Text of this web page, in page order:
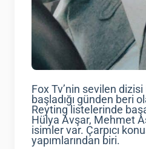
Fox Tv’nin sevilen
başladığı günden beri
Reyting listelerinde
Hülya Avşar, Mehmet
isimler var. Çarpıcı
yapımlarından biri.